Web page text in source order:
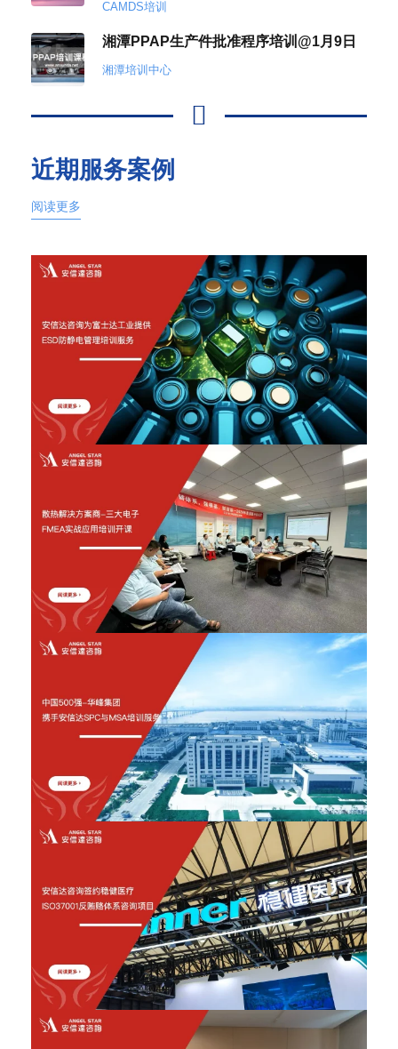
CAMDS培训
湘潭PPAP生产件批准程序培训@1月9日
湘潭培训中心
近期服务案例
阅读更多
2026年6月12日
2026年6月12日
2026年6月12日
2026年6月12日